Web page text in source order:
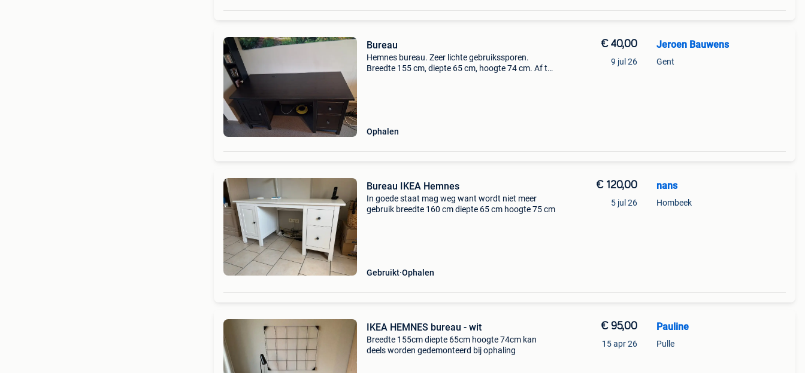
Bureau
Hemnes bureau. Zeer lichte gebruikssporen.
Breedte 155 cm, diepte 65 cm, hoogte 74 cm. Af te
Ophalen
€ 40,00
9 jul 26
Jeroen Bauwens
Gent
Bureau IKEA Hemnes
In goede staat mag weg want wordt niet meer
gebruik breedte 160 cm diepte 65 cm hoogte 75 cm
Gebruikt Ophalen
€ 120,00
5 jul 26
nans
Hombeek
IKEA HEMNES bureau - wit
Breedte 155cm diepte 65cm hoogte 74cm kan
deels worden gedemonteerd bij ophaling
€ 95,00
15 apr 26
Pauline
Pulle